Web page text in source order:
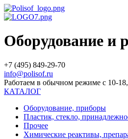
Оборудование и
+7 (495) 849-29-70
info@polisof.ru
Работаем в обычном режиме с 10-
КАТАЛОГ
Оборудование, приборы
Пластик, стекло,
Прочее
Химические реактивы,